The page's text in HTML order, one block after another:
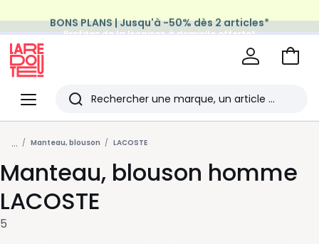
Profitez de la livraison à domicile offerte*
sur tous vos achats Mode & Maison
Menu
Redoute
Rechercher
Les
derniers
articles
consultés
Aller
... Manteau, blouson LACOSTE
Manteau, blouson homme
LACOSTE
5